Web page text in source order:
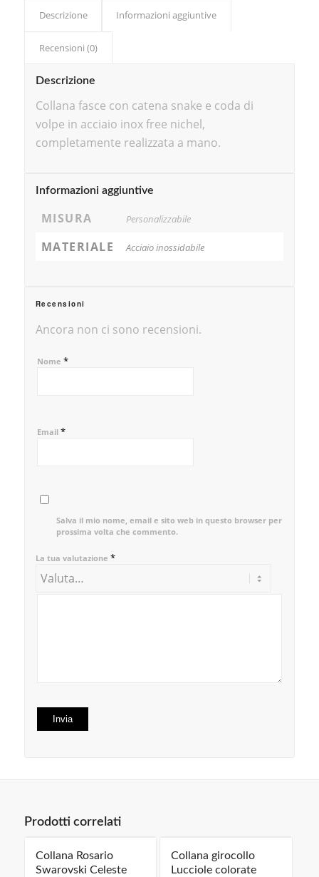
Descrizione Informazioni aggiuntive
Recensioni (0)
Descrizione
Collana fasce con catena snake e coda di
volpe in acciaio inox free nichel,
completamente realizzata a mano.
Informazioni aggiuntive
MISURA Personalizzabile
MATERIALE Acciaio inossidabile
Recensioni
Ancora non ci sono recensioni.
Nome *
Email *
Salva il mio nome, email e sito web in questo browser per la
prossima volta che commento.
La tua valutazione *
Prodotti correlati
Collana Rosario
Swarovski Celeste
Collana girocollo
Lucciole colorate